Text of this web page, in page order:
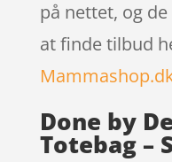
på nettet, og
at finde tilbud
Done by
Totebag –